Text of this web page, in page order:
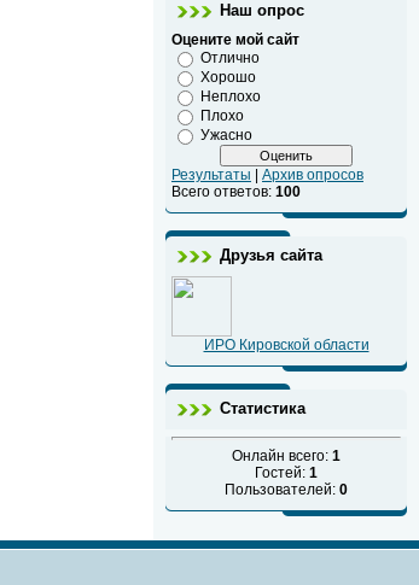
Наш опрос
Оцените мой сайт
Отлично
Хорошо
Неплохо
Плохо
Ужасно
Результаты
Архив опросов
Всего ответов: 100
Друзья сайта
ИРО Кировской области
Статистика
Онлайн всего: 1
Гостей: 1
Пользователей: 0